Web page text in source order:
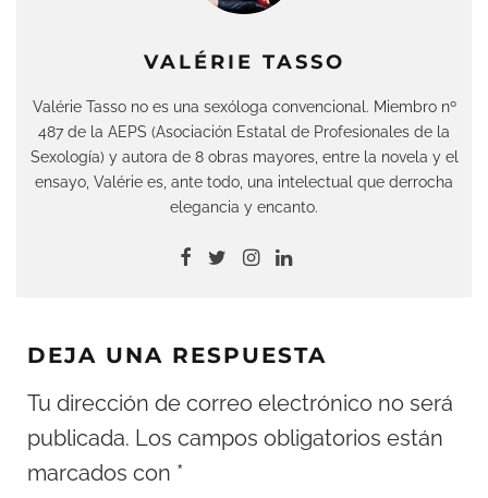
VALÉRIE TASSO
Valérie Tasso no es una sexóloga convencional. Miembro nº
487 de la AEPS (Asociación Estatal de Profesionales de la
Sexología) y autora de 8 obras mayores, entre la novela y el
ensayo, Valérie es, ante todo, una intelectual que derrocha
elegancia y encanto.
DEJA UNA RESPUESTA
Tu dirección de correo electrónico no será
publicada. Los campos obligatorios están
marcados con *